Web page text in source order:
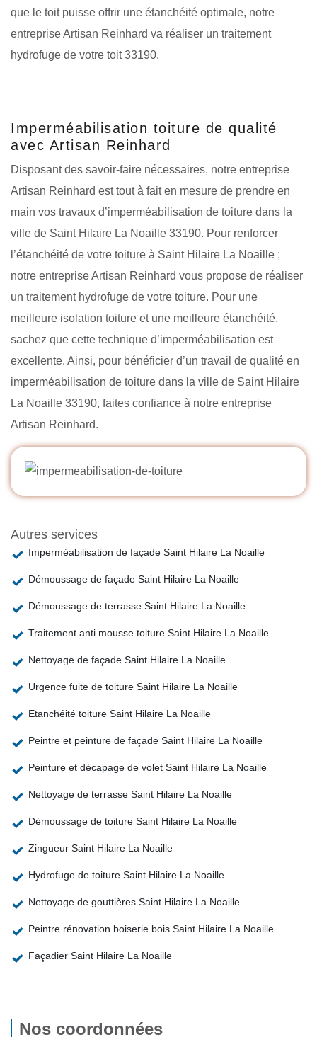
que le toit puisse offrir une étanchéité optimale, notre
entreprise Artisan Reinhard va réaliser un traitement
hydrofuge de votre toit 33190.
Imperméabilisation toiture de qualité
avec Artisan Reinhard
Disposant des savoir-faire nécessaires, notre entreprise
Artisan Reinhard est tout à fait en mesure de prendre en
main vos travaux d’imperméabilisation de toiture dans la
ville de Saint Hilaire La Noaille 33190. Pour renforcer
l’étanchéité de votre toiture à Saint Hilaire La Noaille ;
notre entreprise Artisan Reinhard vous propose de réaliser
un traitement hydrofuge de votre toiture. Pour une
meilleure isolation toiture et une meilleure étanchéité,
sachez que cette technique d’imperméabilisation est
excellente. Ainsi, pour bénéficier d’un travail de qualité en
imperméabilisation de toiture dans la ville de Saint Hilaire
La Noaille 33190, faites confiance à notre entreprise
Artisan Reinhard.
Autres services
Imperméabilisation de façade Saint Hilaire La Noaille
Démoussage de façade Saint Hilaire La Noaille
Démoussage de terrasse Saint Hilaire La Noaille
Traitement anti mousse toiture Saint Hilaire La Noaille
Nettoyage de façade Saint Hilaire La Noaille
Urgence fuite de toiture Saint Hilaire La Noaille
Etanchéité toiture Saint Hilaire La Noaille
Peintre et peinture de façade Saint Hilaire La Noaille
Peinture et décapage de volet Saint Hilaire La Noaille
Nettoyage de terrasse Saint Hilaire La Noaille
Démoussage de toiture Saint Hilaire La Noaille
Zingueur Saint Hilaire La Noaille
Hydrofuge de toiture Saint Hilaire La Noaille
Nettoyage de gouttières Saint Hilaire La Noaille
Peintre rénovation boiserie bois Saint Hilaire La Noaille
Façadier Saint Hilaire La Noaille
Nos coordonnées